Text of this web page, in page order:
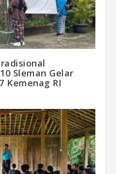
Sleman Gelar
Kemenag RI